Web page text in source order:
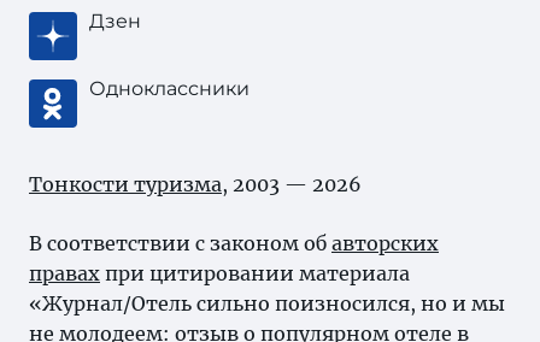
Дзен
Одноклассники
Тонкости туризма, 2003 — 2026
В соответствии с законом об авторских
правах при цитировании материала
«Журнал/Отель сильно поизносился, но и мы
не молодеем: отзыв о популярном отеле в